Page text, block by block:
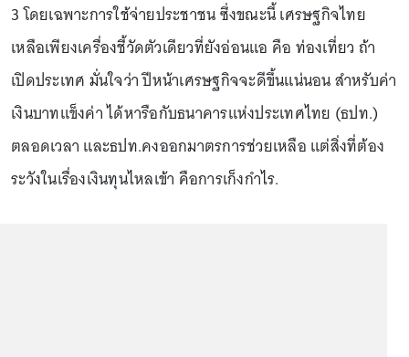
3 โดยเฉพาะการใช้จ่ายประชาชน ซึ่งขณะนี้ เศรษฐกิจไทย
เหลือเพียงเครื่องชี้วัดตัวเดียวที่ยังอ่อนแอ คือ ท่องเที่ยว ถ้า
เปิดประเทศ มั่นใจว่า ปีหน้าเศรษฐกิจจะดีขึ้นแน่นอน สำหรับค่า
เงินบาทแข็งค่า ได้หารือกับธนาคารแห่งประเทศไทย (ธปท.)
ตลอดเวลา และธปท.คงออกมาตรการช่วยเหลือ แต่สิ่งที่ต้อง
ระวังในเรื่องเงินทุนไหลเข้า คือการเก็งกำไร.